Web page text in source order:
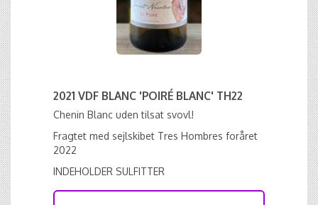
2021 VDF BLANC 'POIRÉ BLANC' TH22
Chenin Blanc uden tilsat svovl!
Fragtet med sejlskibet Tres Hombres foråret
2022
INDEHOLDER SULFITTER